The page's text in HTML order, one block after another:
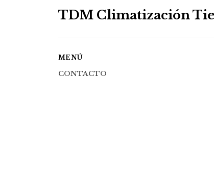
TDM Climatización
MENÚ
CONTACTO